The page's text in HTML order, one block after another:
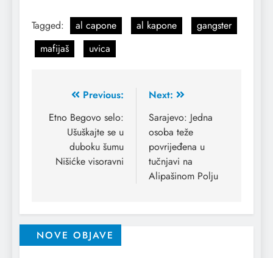
Tagged: al capone al kapone
gangster
mafijaš
uvica
Previous:
Etno Begovo selo:
Ušuškajte se u
duboku šumu
Nišićke visoravni
Next:
Sarajevo: Jedna
osoba teže
povrijeđena u
tučnjavi na
Alipašinom Polju
NOVE OBJAVE